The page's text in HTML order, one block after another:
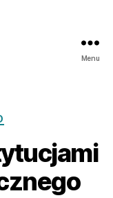
Menu